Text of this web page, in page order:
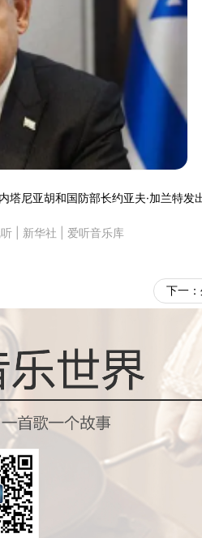
尼亚胡和国防部长约亚夫·加兰特发
新华社 爱听音乐库
下一：